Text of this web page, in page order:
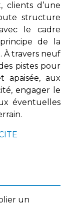
clients d’une
structure
le cadre
de la
À travers neuf
pistes pour
apaisée, aux
engager le
éventuelles
un